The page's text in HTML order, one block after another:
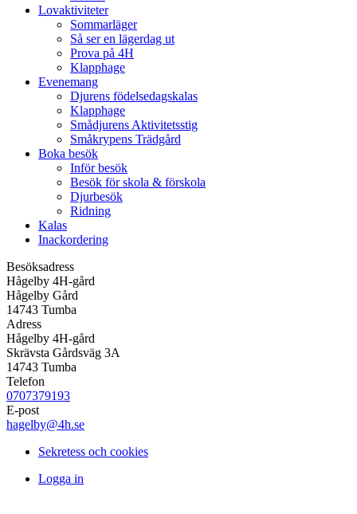
Lovaktiviteter
Sommarläger
Så ser en lägerdag ut
Prova på 4H
Klapphage
Evenemang
Djurens födelsedagskalas
Klapphage
Smådjurens Aktivitetsstig
Småkrypens Trädgård
Boka besök
Inför besök
Besök för skola & förskola
Djurbesök
Ridning
Kalas
Inackordering
Besöksadress
Hågelby 4H-gård
Hågelby Gård
14743 Tumba
Adress
Hågelby 4H-gård
Skrävsta Gårdsväg 3A
14743 Tumba
Telefon
0707379193
E-post
hagelby@4h.se
Sekretess och cookies
Logga in